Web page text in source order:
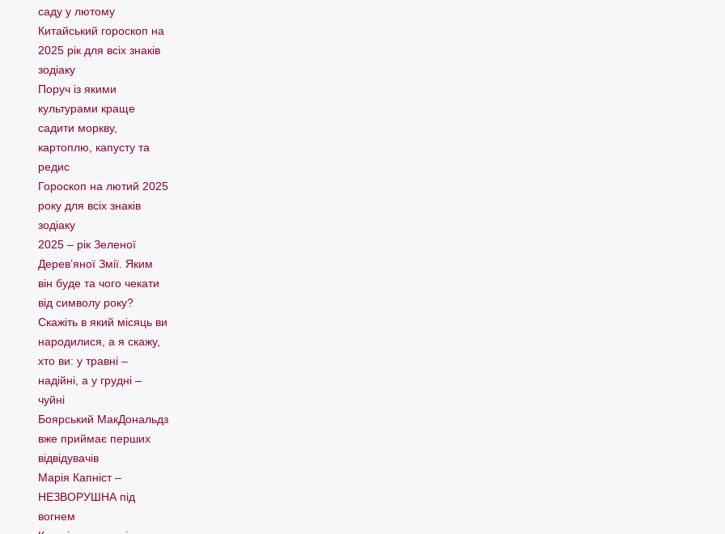
саду у лютому
Китайський гороскоп на
2025 рік для всіх знаків
зодіаку
Поруч із якими
культурами краще
садити моркву,
картоплю, капусту та
редис
Гороскоп на лютий 2025
року для всіх знаків
зодіаку
2025 – рік Зеленої
Дерев’яної Змії. Яким
він буде та чого чекати
від символу року?
Скажіть в який місяць ви
народилися, а я скажу,
хто ви: у травні –
надійні, а у грудні –
чуйні
Боярський МакДональдз
вже приймає перших
відвідувачів
Марія Капніст –
НЕЗВОРУШНА під
вогнем